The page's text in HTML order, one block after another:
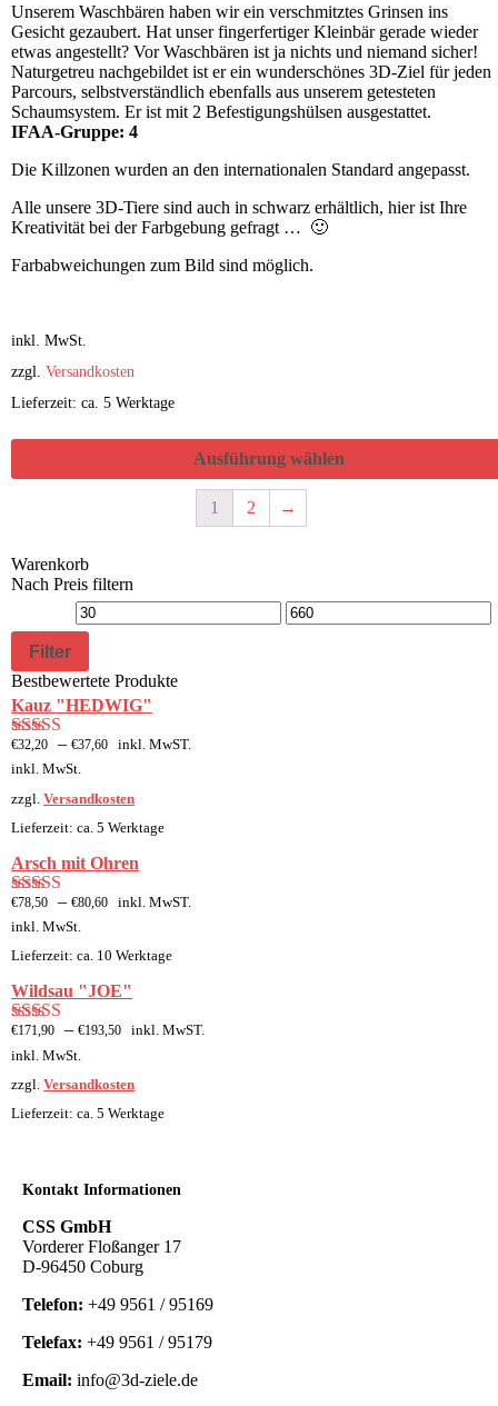
Unserem Waschbären haben wir ein verschmitztes Grinsen ins
Gesicht gezaubert. Hat unser fingerfertiger Kleinbär gerade wieder
etwas angestellt? Vor Waschbären ist ja nichts und niemand sicher!
Naturgetreu nachgebildet ist er ein wunderschönes 3D-Ziel für jeden
Parcours, selbstverständlich ebenfalls aus unserem getesteten
Schaumsystem. Er ist mit 2 Befestigungshülsen ausgestattet.
IFAA-Gruppe: 4
Die Killzonen wurden an den internationalen Standard angepasst.
Alle unsere 3D-Tiere sind auch in schwarz erhältlich, hier ist Ihre
Kreativität bei der Farbgebung gefragt … 🙂
Farbabweichungen zum Bild sind möglich.
inkl. MwSt.
zzgl.Versandkosten
Lieferzeit: ca. 5 Werktage
Ausführung wählen
1 2 →
Warenkorb
Nach Preis filtern
Filter
Bestbewertete Produkte
Kauz "HEDWIG"
Bewertet mit
5.00von 5
€32,20 –€37,60 inkl. MwST.
inkl. MwSt.
zzgl.Versandkosten
Lieferzeit: ca. 5 Werktage
Arsch mit Ohren
Bewertet mit
5.00von 5
€78,50 –€80,60 inkl. MwST.
inkl. MwSt.
Lieferzeit: ca. 10 Werktage
Wildsau "JOE"
Bewertet mit
5.00von 5
€171,90 –€193,50 inkl. MwST.
inkl. MwSt.
zzgl.Versandkosten
Lieferzeit: ca. 5 Werktage
Kontakt Informationen
CSS GmbH
Vorderer Floßanger 17
D-96450 Coburg
Telefon: +49 9561 / 95169
Telefax: +49 9561 / 95179
Email: info@3d-ziele.de